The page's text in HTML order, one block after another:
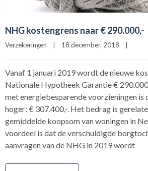
NHG kostengrens naar € 290.000,-
Verzekeringen | 18 december, 2018 |
Vanaf 1 januari 2019 wordt de nieuwe
Nationale Hypotheek Garantie €
met energiebesparende voorzieningen is
hoger: € 307.400,-. Het bedrag is
gemiddelde koopsom van woningen in
voordeel is dat de verschuldigde
aanvragen van de NHG in 2019 wordt